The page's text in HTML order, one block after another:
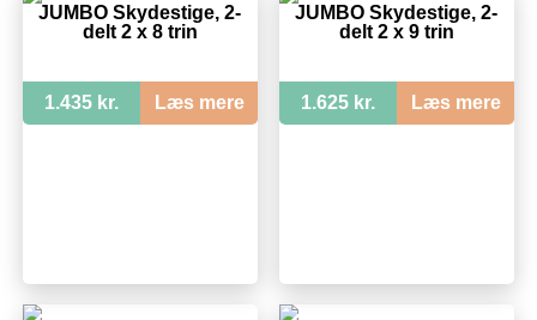
JUMBO Skydestige, 2-
delt 2 x 8 trin
1.435 kr. Læs mere
JUMBO Skydestige, 2-
delt 2 x 9 trin
1.625 kr. Læs mere